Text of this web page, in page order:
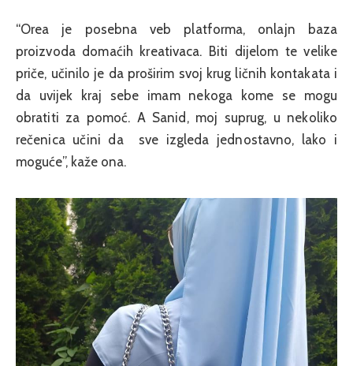
“Orea je posebna veb platforma, onlajn baza
proizvoda domaćih kreativaca. Biti dijelom te velike
priče, učinilo je da proširim svoj krug ličnih kontakata i
da uvijek kraj sebe imam nekoga kome se mogu
obratiti za pomoć. A Sanid, moj suprug, u nekoliko
rečenica učini da sve izgleda jednostavno, lako i
moguće”, kaže ona.